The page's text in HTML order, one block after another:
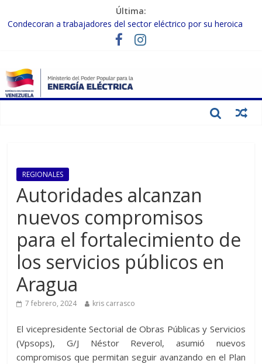
Última:
Condecoran a trabajadores del sector eléctrico por su heroica
labor tras el doble sismo del 24-J
Gobierno Nacional coordina acciones con el sector privado para
Inspeccionan trabajos de rehabilitación en instalaciones del SEN
en Carabobo
Gobierno Nacional activa plan preventivo para fortalecer el SEN
REGIONALES
Autoridades alcanzan
nuevos compromisos
para el fortalecimiento de
los servicios públicos en
Aragua
7 febrero, 2024 kris carrasco
El vicepresidente Sectorial de Obras Públicas y Servicios
(Vpsops), G/J Néstor Reverol, asumió nuevos
compromisos que permitan seguir avanzando en el Plan